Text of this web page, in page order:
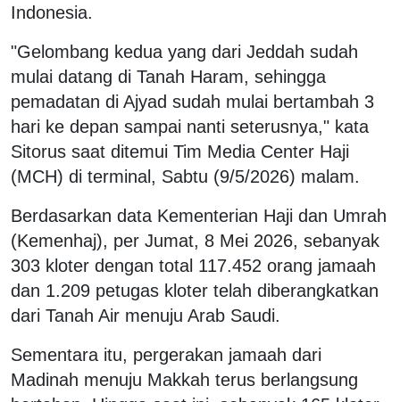
Indonesia.
"Gelombang kedua yang dari Jeddah sudah
mulai datang di Tanah Haram, sehingga
pemadatan di Ajyad sudah mulai bertambah 3
hari ke depan sampai nanti seterusnya," kata
Sitorus saat ditemui Tim Media Center Haji
(MCH) di terminal, Sabtu (9/5/2026) malam.
Berdasarkan data Kementerian Haji dan Umrah
(Kemenhaj), per Jumat, 8 Mei 2026, sebanyak
303 kloter dengan total 117.452 orang jamaah
dan 1.209 petugas kloter telah diberangkatkan
dari Tanah Air menuju Arab Saudi.
Sementara itu, pergerakan jamaah dari
Madinah menuju Makkah terus berlangsung